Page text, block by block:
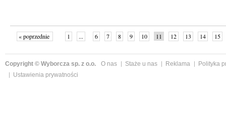
« poprzednie 1 ... 6 7 8 9 10 11 12 13 14 15
Copyright © Wyborcza sp. z o.o. O nas Staże u nas Reklama
Polityka
Ustawienia prywatności